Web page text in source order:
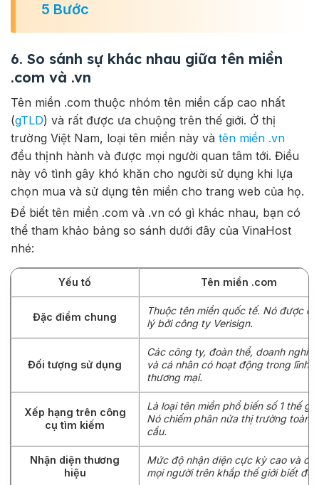
5 Bước
6. So sánh sự khác nhau giữa tên miền
.com và .vn
Tên miền .com thuộc nhóm tên miền cấp cao nhất
(gTLD) và rất được ưa chuộng trên thế giới. Ở thị
trường Việt Nam, loại tên miền này và tên miền .vn
đều thịnh hành và được mọi người quan tâm tới. Điều
này vô tình gây khó khăn cho người sử dụng khi lựa
chọn mua và sử dụng tên miền cho trang web của họ.
Để biết tên miền .com và .vn có gì khác nhau, bạn có
thể tham khảo bảng so sánh dưới đây của VinaHost
nhé:
Yếu tố Tên miền .com
Đặc điểm chung
Thuộc tên miền quốc tế. Nó được
lý bởi công ty Verisign.
Đối tượng sử dụng
Các công ty, đoàn thể, doanh nghiệp
và cá nhân có hoạt động trong lĩnh
thương mại.
Xếp hạng trên công
cụ tìm kiếm
Là loại tên miền phổ biến số 1 thế
Nó chiếm phân nửa thị trường toàn
cầu.
Nhận diện thương
hiệu
Mức độ nhận diện cực kỳ cao và
mọi người trên khắp thế giới biết